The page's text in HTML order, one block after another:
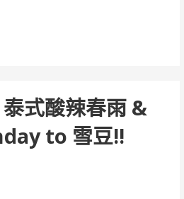
式酸辣春雨 &
to 雪豆!!